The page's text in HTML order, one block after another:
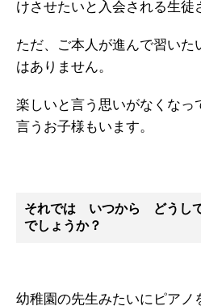
けさせたいと入会される生徒
ただ、ご本人が進んで習いた
はありません。
楽しいと言う思いがなくなっ
言うお子様もいます。
それでは いつから どうし
でしょうか？
幼稚園の先生みたいにピアノ